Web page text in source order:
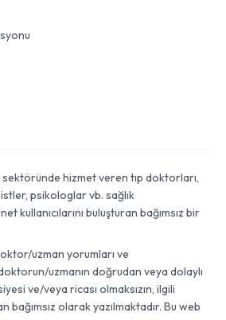
hizmet veren tıp doktorları,
psikologlar vb. sağlık
kullanıcılarını buluşturan bağımsız bir
uzman yorumları ve
uzmanın doğrudan veya dolaylı
ve/veya ricası olmaksızın, ilgili
bağımsız olarak yazılmaktadır. Bu web